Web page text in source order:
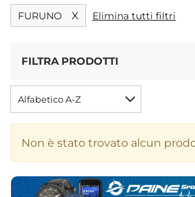
Raymarine Autopilota EV-100 Wheel
Buona assistenza e disponibilità verso il
FURUNO X Elimina tutti filtri
FILTRA PRODOTTI
Alfabetico A-Z
Non è stato trovato alcun